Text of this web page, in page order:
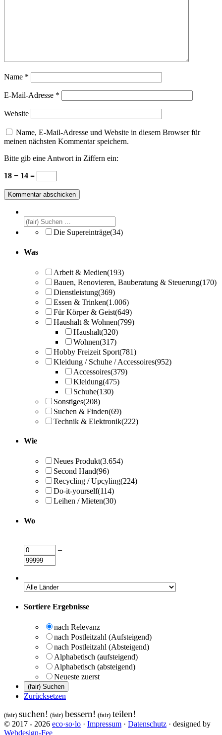
Name *
E-Mail-Adresse *
Website
Name, E-Mail-Adresse und Website in diesem Browser für
meinen nächsten Kommentar speichern.
Bitte gib eine Antwort in Ziffern ein:
18 − 14 =
Die Supereinträge(34)
Was
Arbeit & Medien(193)
Bauen, Renovieren, Bauberatung & Steuerung(170)
Dienstleistung(369)
Essen & Trinken(1.006)
Für Körper & Geist(649)
Haushalt & Wohnen(799)
Haushalt(320)
Wohnen(317)
Hobby Freizeit Sport(781)
Kleidung / Schuhe / Accessoires(952)
Accessoires(379)
Kleidung(475)
Schuhe(130)
Sonstiges(208)
Suchen & Finden(69)
Technik & Elektronik(222)
Wie
Neues Produkt(3.654)
Second Hand(96)
Recycling / Upcyling(224)
Do-it-yourself(114)
Leihen / Mieten(30)
Wo
–
Sortiere Ergebnisse
nach Relevanz
nach Postleitzahl (Aufsteigend)
nach Postleitzahl (Absteigend)
Alphabetisch (aufsteigend)
Alphabetisch (absteigend)
Neueste zuerst
Zurücksetzen
(fair) suchen! (fair) bessern! (fair) teilen!
© 2017 - 2026 eco·so·lo · Impressum · Datenschutz · designed by
Webdesign-Fee